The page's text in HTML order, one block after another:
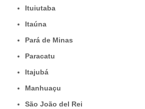
Ituiutaba
Itaúna
Pará de Minas
Paracatu
Itajubá
Manhuaçu
São João del Rei